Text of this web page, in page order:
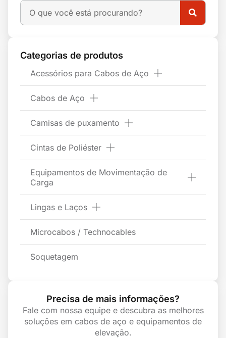
Categorias de produtos
Acessórios para Cabos de Aço
Cabos de Aço
Camisas de puxamento
Cintas de Poliéster
Equipamentos de Movimentação de
Carga
Lingas e Laços
Microcabos / Technocables
Soquetagem
Precisa de mais informações?
Fale com nossa equipe e descubra as melhores
soluções em cabos de aço e equipamentos de
elevação.